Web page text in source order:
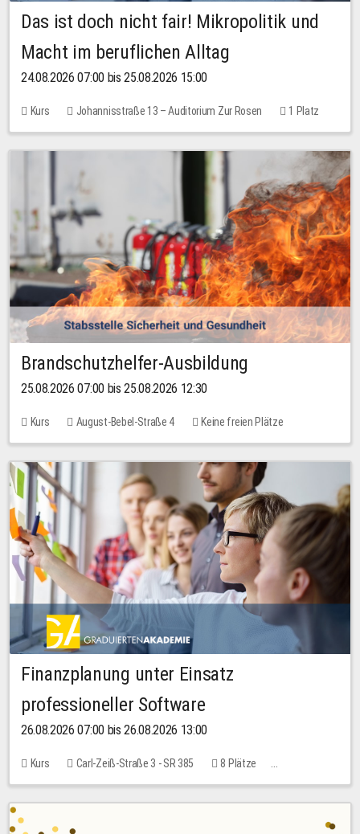
Das ist doch nicht fair! Mikropolitik und
Macht im beruflichen Alltag
24.08.2026 07:00 bis 25.08.2026 15:00
Kurs Johannisstraße 13 – Auditorium Zur Rosen
1 Platz
30,00 EUR
Brandschutzhelfer-Ausbildung
25.08.2026 07:00 bis 25.08.2026 12:30
Kurs August-Bebel-Straße 4 Keine freien Plätze
Finanzplanung unter Einsatz
professioneller Software
26.08.2026 07:00 bis 26.08.2026 13:00
Kurs Carl-Zeiß-Straße 3 - SR 385
8 Plätze
20,00 EUR